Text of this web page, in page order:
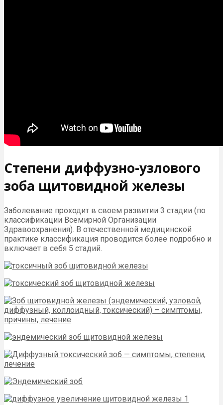
Степени диффузно-узлового
зоба щитовидной железы
Заболевание проходит в своем развитии 3 стадии (по
классификации Всемирной Организации
Здравоохранения). В отечественной медицинской
практике классификация проводится более подробно и
включает в себя 5 стадий.